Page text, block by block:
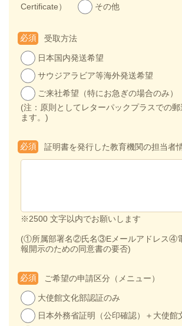
Certificate） その他
受取方法
必須
日本国内発送希望
サウジアラビア等海外発送希望
ご来社希望（特にお急ぎの場合のみ）
(注：原則としてレターパックプラスでの郵
ます。)
証明書を発行した教育機関の担当者
必須
※2500 文字以内でお願いします
(①所属部署名②氏名③Eメールアドレス④
報開示のための同意書の要否)
ご希望の申請区分（メニュー）
必須
大使館文化部認証のみ
日本外務省証明（公印確認）＋大使館